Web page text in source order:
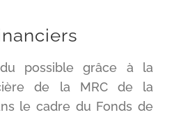
possible grâce à la
de la MRC de la
le cadre du Fonds de